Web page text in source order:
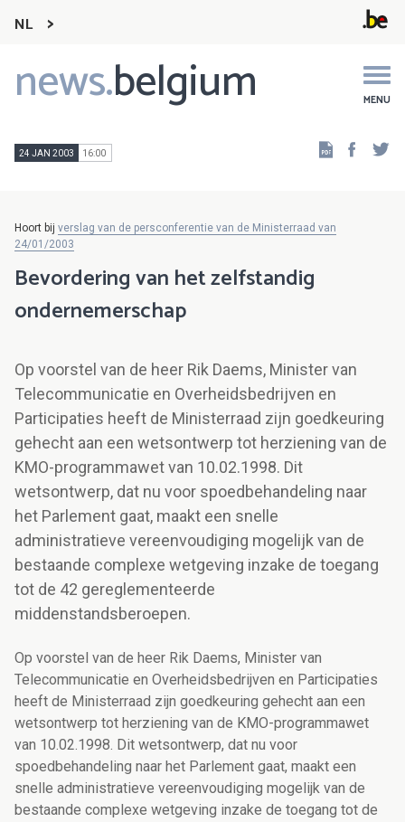
NL
news.belgium MENU
Main
navigation
24 JAN 2003 16:00
Hoort bij verslag van de persconferentie van de Ministerraad van
24/01/2003
Bevordering van het zelfstandig
ondernemerschap
Op voorstel van de heer Rik Daems, Minister van
Telecommunicatie en Overheidsbedrijven en
Participaties heeft de Ministerraad zijn goedkeuring
gehecht aan een wetsontwerp tot herziening van de
KMO-programmawet van 10.02.1998. Dit
wetsontwerp, dat nu voor spoedbehandeling naar
het Parlement gaat, maakt een snelle
administratieve vereenvoudiging mogelijk van de
bestaande complexe wetgeving inzake de toegang
tot de 42 gereglementeerde
middenstandsberoepen.
Op voorstel van de heer Rik Daems, Minister van
Telecommunicatie en Overheidsbedrijven en Participaties
heeft de Ministerraad zijn goedkeuring gehecht aan een
wetsontwerp tot herziening van de KMO-programmawet
van 10.02.1998. Dit wetsontwerp, dat nu voor
spoedbehandeling naar het Parlement gaat, maakt een
snelle administratieve vereenvoudiging mogelijk van de
bestaande complexe wetgeving inzake de toegang tot de